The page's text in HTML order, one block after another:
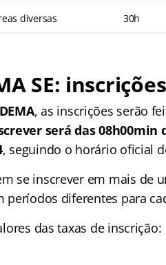
diversas 30h
SE: inscrições
, as inscrições serão
será das 08h00min
, seguindo o horário oficial
se inscrever em mais de
períodos diferentes para
das taxas de inscrição: